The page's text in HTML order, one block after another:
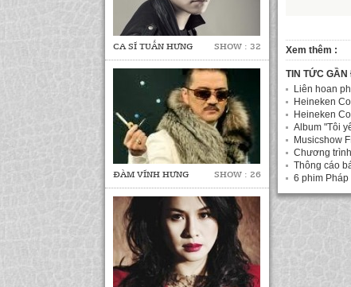
CA SĨ TUẤN HƯNG SHOW : 32
ĐÀM VĨNH HƯNG SHOW : 26
Xem thêm :
TIN TỨC
Liên hoan
Heineken
Heineken
Album "Tôi
Musicshow
Chương
Thông cáo
6 phim Pháp